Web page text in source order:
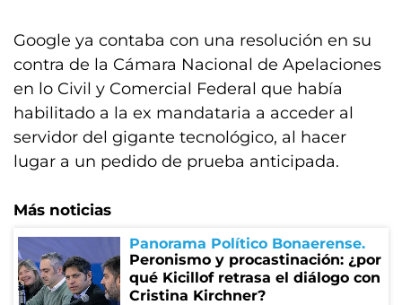
Google ya contaba con una resolución en su
contra de la Cámara Nacional de Apelaciones
en lo Civil y Comercial Federal que había
habilitado a la ex mandataria a acceder al
servidor del gigante tecnológico, al hacer
lugar a un pedido de prueba anticipada.
Más noticias
Panorama Político Bonaerense
Peronismo y procastinación: ¿por
qué Kicillof retrasa el diálogo con
Cristina Kirchner?